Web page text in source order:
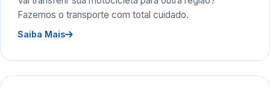
Fazemos o transporte com total cuidado.
Saiba Mais